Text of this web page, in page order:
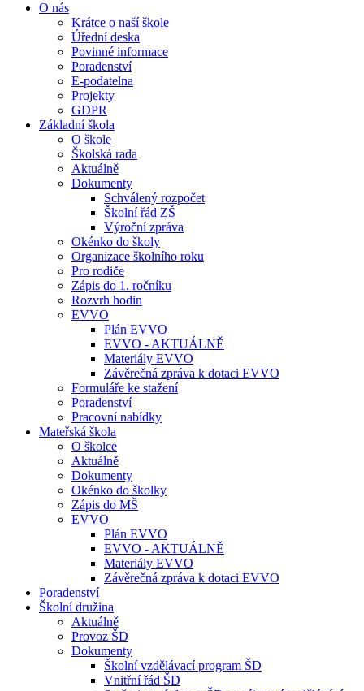
O nás
Krátce o naší škole
Úřední deska
Povinné informace
Poradenství
E-podatelna
Projekty
GDPR
Základní škola
O škole
Školská rada
Aktuálně
Dokumenty
Schválený rozpočet
Školní řád ZŠ
Výroční zpráva
Okénko do školy
Organizace školního roku
Pro rodiče
Zápis do 1. ročníku
Rozvrh hodin
EVVO
Plán EVVO
EVVO - AKTUÁLNĚ
Materiály EVVO
Závěrečná zpráva k dotaci EVVO
Formuláře ke stažení
Poradenství
Pracovní nabídky
Mateřská škola
O školce
Aktuálně
Dokumenty
Okénko do školky
Zápis do MŠ
EVVO
Plán EVVO
EVVO - AKTUÁLNĚ
Materiály EVVO
Závěrečná zpráva k dotaci EVVO
Poradenství
Školní družina
Aktuálně
Provoz ŠD
Dokumenty
Školní vzdělávací program ŠD
Vnitřní řád ŠD